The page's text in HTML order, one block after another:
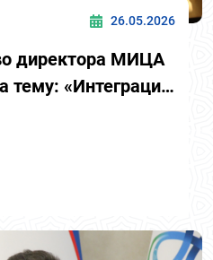
26.05.2026
директора МИЦА
и
в узбекско-